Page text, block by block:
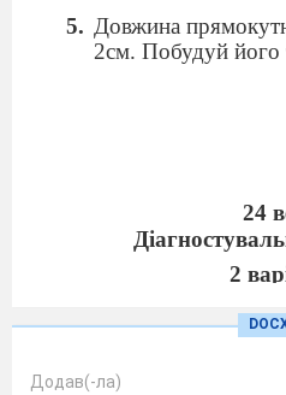
Довжина
2см. Побудуй його
24
2
53 – 25 – 19 =
Додав(-ла)